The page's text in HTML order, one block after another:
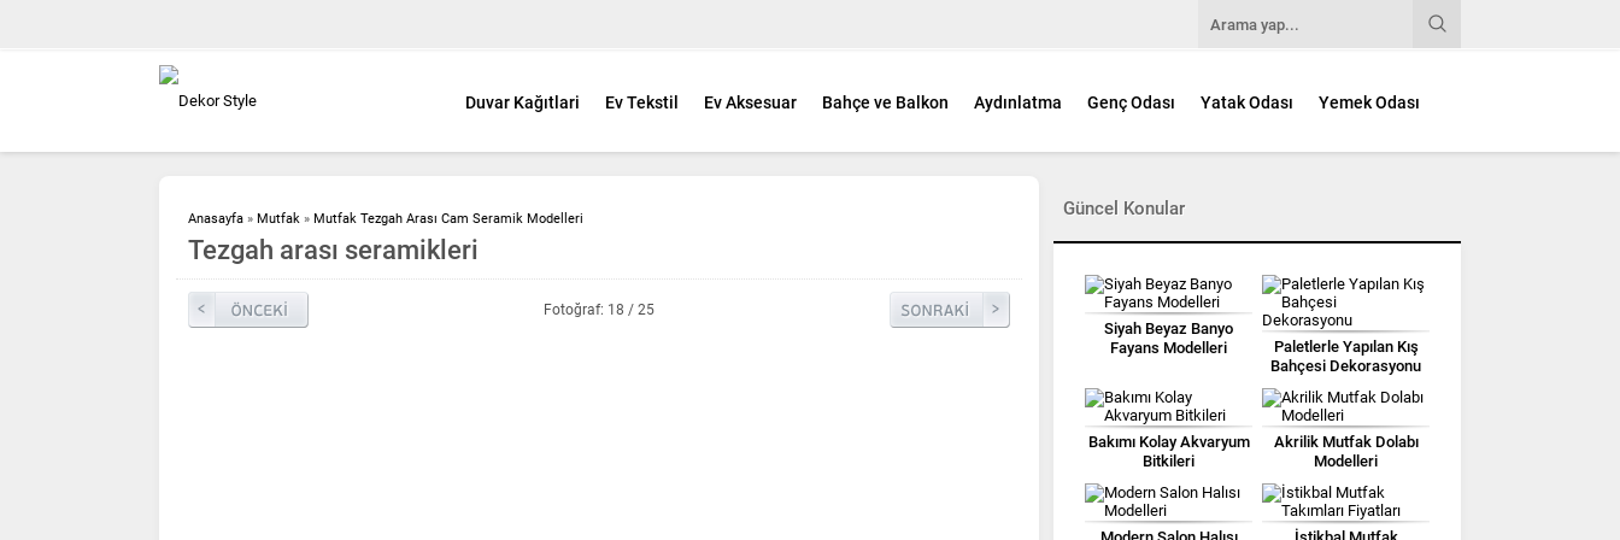
Duvar Kağıtlari Ev Tekstil Ev Aksesuar Bahçe ve Balkon Aydınlatma Genç Odası Yatak Odası Yemek Odası
Anasayfa » Mutfak » Mutfak Tezgah Arası Cam Seramik Modelleri
Tezgah arası seramikleri
Fotoğraf: 18 / 25
Güncel Konular
Siyah Beyaz Banyo
Fayans Modelleri
Paletlerle Yapılan Kış
Bahçesi Dekorasyonu
Bakımı Kolay Akvaryum
Bitkileri
Akrilik Mutfak Dolabı
Modelleri